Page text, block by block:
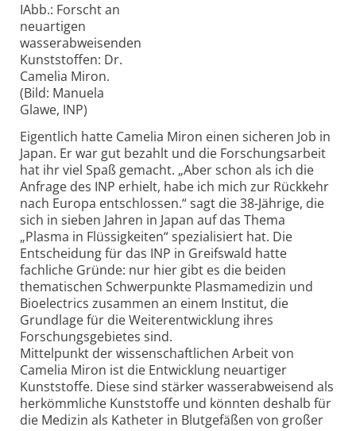
IAbb.: Forscht an
neuartigen
wasserabweisenden
Kunststoffen: Dr.
Camelia Miron.
(Bild: Manuela
Glawe, INP)
Eigentlich hatte Camelia Miron einen sicheren Job in
Japan. Er war gut bezahlt und die Forschungsarbeit
hat ihr viel Spaß gemacht. „Aber schon als ich die
Anfrage des INP erhielt, habe ich mich zur Rückkehr
nach Europa entschlossen.“ sagt die 38-Jährige, die
sich in sieben Jahren in Japan auf das Thema
„Plasma in Flüssigkeiten“ spezialisiert hat. Die
Entscheidung für das INP in Greifswald hatte
fachliche Gründe: nur hier gibt es die beiden
thematischen Schwerpunkte Plasmamedizin und
Bioelectrics zusammen an einem Institut, die
Grundlage für die Weiterentwicklung ihres
Forschungsgebietes sind.
Mittelpunkt der wissenschaftlichen Arbeit von
Camelia Miron ist die Entwicklung neuartiger
Kunststoffe. Diese sind stärker wasserabweisend als
herkömmliche Kunststoffe und könnten deshalb für
die Medizin als Katheter in Blutgefäßen von großer